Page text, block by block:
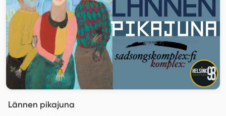
Lännen pikajuna